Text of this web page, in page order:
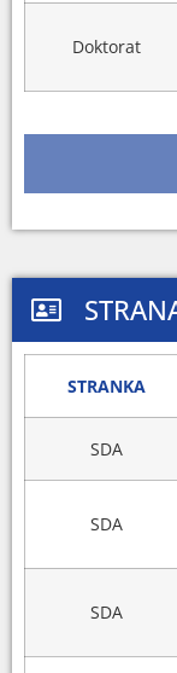
Doktorat
STRANKA
SDA
SDA
SDA